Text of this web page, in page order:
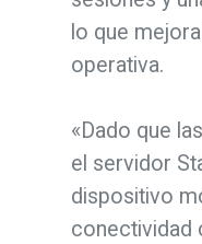
lo que
operativa.
«Dado que
el servidor
dispositivo
conectividad